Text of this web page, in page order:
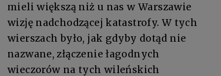
mieli większą niż u nas w Warszawie
wizję nadchodzącej katastrofy. W tych
wierszach było, jak gdyby dotąd nie
nazwane, złączenie łagodnych
wieczorów na tych wileńskich